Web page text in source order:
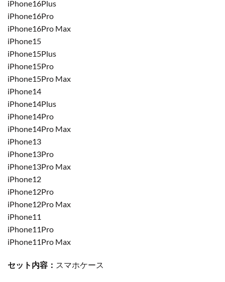
iPhone16Plus
iPhone16Pro
iPhone16Pro Max
iPhone15
iPhone15Plus
iPhone15Pro
iPhone15Pro Max
iPhone14
iPhone14Plus
iPhone14Pro
iPhone14Pro Max
iPhone13
iPhone13Pro
iPhone13Pro Max
iPhone12
iPhone12Pro
iPhone12Pro Max
iPhone11
iPhone11Pro
iPhone11Pro Max
セット内容： スマホケース